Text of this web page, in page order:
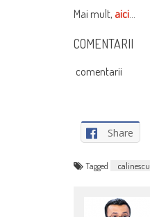
Mai mult, aici
COMENTARII
comentarii
Share
Tagged calinescu